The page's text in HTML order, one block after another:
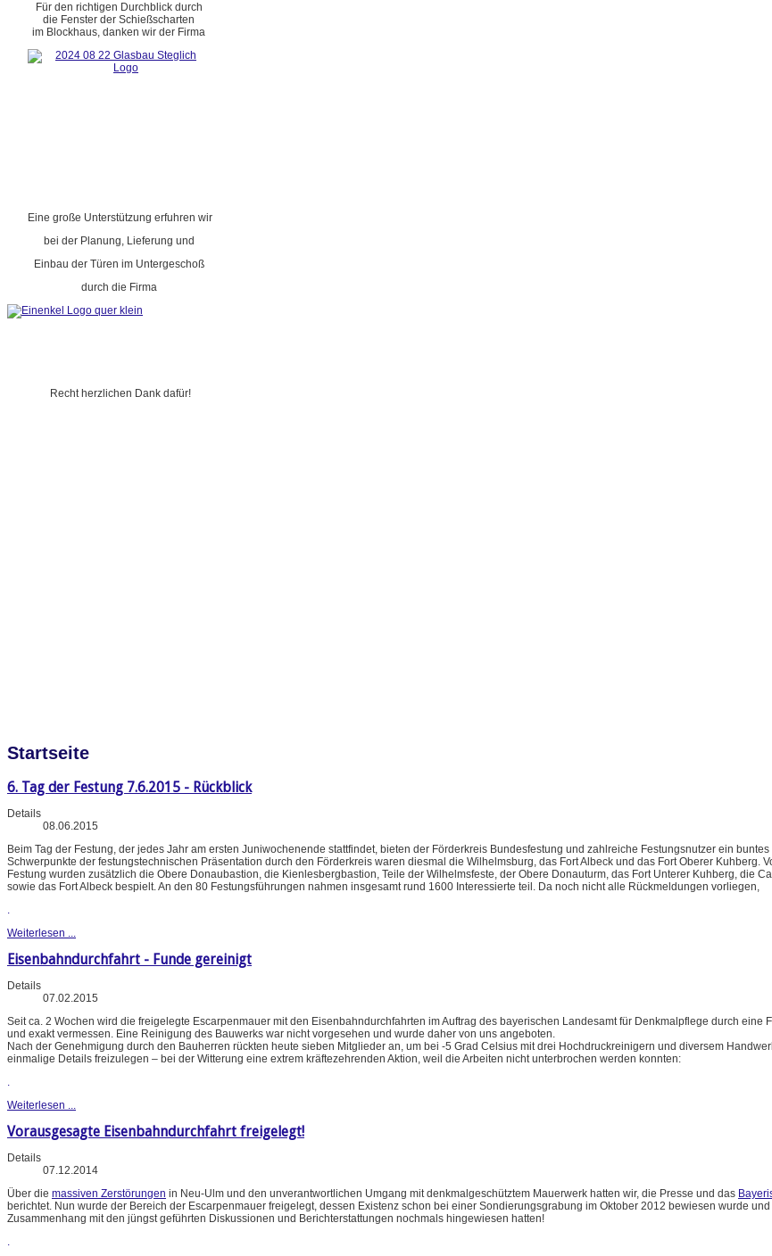
Für den richtigen Durchblick durch
die Fenster der Schießscharten
im Blockhaus, danken wir der Firma
Eine große Unterstützung erfuhren wir
bei der Planung, Lieferung und
Einbau der Türen im Untergeschoß
durch die Firma
Recht herzlichen Dank dafür!
Startseite
6. Tag der Festung 7.6.2015 - Rückblick
Details
08.06.2015
Beim Tag der Festung, der jedes Jahr am ersten Juniwochenende stattfindet, bieten der Förderkreis Bundesfestung und zahlreiche Festungsnutzer ein buntes
Schwerpunkte der festungstechnischen Präsentation durch den Förderkreis waren diesmal die Wilhelmsburg, das Fort Albeck und das Fort Oberer Kuhberg.
Festung wurden zusätzlich die Obere Donaubastion, die Kienlesbergbastion, Teile der Wilhelmsfeste, der Obere Donauturm, das Fort Unterer Kuhberg, die
sowie das Fort Albeck bespielt. An den 80 Festungsführungen nahmen insgesamt rund 1600 Interessierte teil. Da noch nicht alle Rückmeldungen vorliegen,
.
Weiterlesen ...
Eisenbahndurchfahrt - Funde gereinigt
Details
07.02.2015
Seit ca. 2 Wochen wird die freigelegte Escarpenmauer mit den Eisenbahndurchfahrten im Auftrag des bayerischen Landesamt für Denkmalpflege durch eine
und exakt vermessen. Eine Reinigung des Bauwerks war nicht vorgesehen und wurde daher von uns angeboten.
Nach der Genehmigung durch den Bauherren rückten heute sieben Mitglieder an, um bei -5 Grad Celsius mit drei Hochdruckreinigern und diversem
einmalige Details freizulegen – bei der Witterung eine extrem kräftezehrenden Aktion, weil die Arbeiten nicht unterbrochen werden konnten:
Weiterlesen ...
Vorausgesagte Eisenbahndurchfahrt freigelegt!
Details
07.12.2014
Über die massiven Zerstörungen in Neu-Ulm und den unverantwortlichen Umgang mit denkmalgeschütztem Mauerwerk hatten wir, die Presse und das
berichtet. Nun wurde der Bereich der Escarpenmauer freigelegt, dessen Existenz schon bei einer Sondierungsgrabung im Oktober 2012 bewiesen wurde
Zusammenhang mit den jüngst geführten Diskussionen und Berichterstattungen nochmals hingewiesen hatten!